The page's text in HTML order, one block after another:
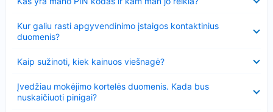
Kur galiu rasti apgyvendinimo įstaigos kontaktinius
duomenis?
Kaip sužinoti, kiek kainuos viešnagė?
Įvedžiau mokėjimo kortelės duomenis. Kada bus
nuskaičiuoti pinigai?